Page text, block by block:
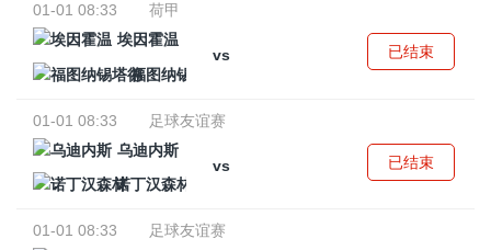
01-01 08:33
荷甲
埃因霍温
vs
福图纳锡塔德
已结束
01-01 08:33
足球友谊赛
乌迪内斯
vs
诺丁汉森林
已结束
01-01 08:33
足球友谊赛